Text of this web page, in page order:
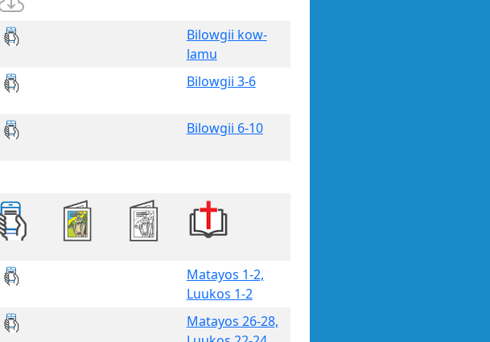
Bilowgii kow-
lamu
Bilowgii 3-6
Bilowgii 6-10
Matayos 1-2,
Luukos 1-2
Matayos 26-28,